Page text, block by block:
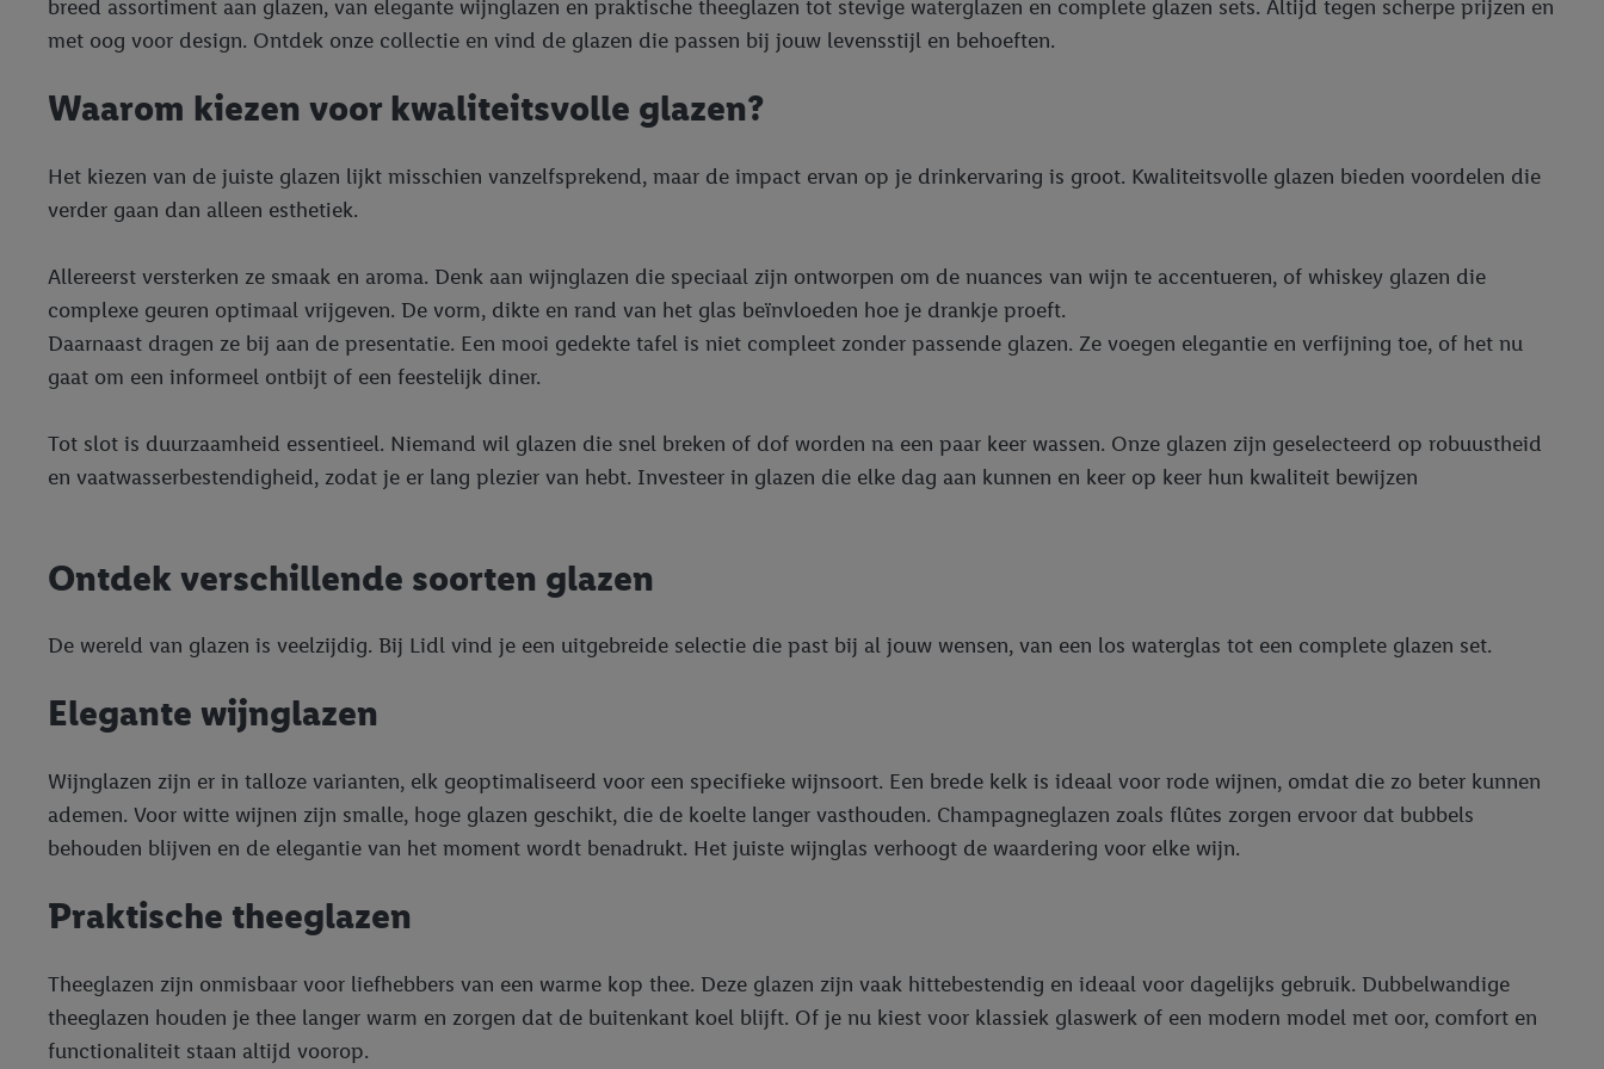
breed assortiment aan glazen, van elegante wijnglazen en praktische theeglazen tot stevige waterglazen en complete glazen sets. Altijd tegen scherpe prijzen en
met oog voor design. Ontdek onze collectie en vind de glazen die passen bij jouw levensstijl en behoeften.
Waarom kiezen voor kwaliteitsvolle glazen?
Het kiezen van de juiste glazen lijkt misschien vanzelfsprekend, maar de impact ervan op je drinkervaring is groot. Kwaliteitsvolle glazen bieden voordelen die
verder gaan dan alleen esthetiek.
Allereerst versterken ze smaak en aroma. Denk aan wijnglazen die speciaal zijn ontworpen om de nuances van wijn te accentueren, of whiskey glazen die
complexe geuren optimaal vrijgeven. De vorm, dikte en rand van het glas beïnvloeden hoe je drankje proeft.
Daarnaast dragen ze bij aan de presentatie. Een mooi gedekte tafel is niet compleet zonder passende glazen. Ze voegen elegantie en verfijning toe, of het nu
gaat om een informeel ontbijt of een feestelijk diner.
Tot slot is duurzaamheid essentieel. Niemand wil glazen die snel breken of dof worden na een paar keer wassen. Onze glazen zijn geselecteerd op robuustheid
en vaatwasserbestendigheid, zodat je er lang plezier van hebt. Investeer in glazen die elke dag aan kunnen en keer op keer hun kwaliteit bewijzen
Ontdek verschillende soorten glazen
De wereld van glazen is veelzijdig. Bij Lidl vind je een uitgebreide selectie die past bij al jouw wensen, van een los waterglas tot een complete glazen set.
Elegante wijnglazen
Wijnglazen zijn er in talloze varianten, elk geoptimaliseerd voor een specifieke wijnsoort. Een brede kelk is ideaal voor rode wijnen, omdat die zo beter kunnen
ademen. Voor witte wijnen zijn smalle, hoge glazen geschikt, die de koelte langer vasthouden. Champagneglazen zoals flûtes zorgen ervoor dat bubbels
behouden blijven en de elegantie van het moment wordt benadrukt. Het juiste wijnglas verhoogt de waardering voor elke wijn.
Praktische theeglazen
Theeglazen zijn onmisbaar voor liefhebbers van een warme kop thee. Deze glazen zijn vaak hittebestendig en ideaal voor dagelijks gebruik. Dubbelwandige
theeglazen houden je thee langer warm en zorgen dat de buitenkant koel blijft. Of je nu kiest voor klassiek glaswerk of een modern model met oor, comfort en
functionaliteit staan altijd voorop.